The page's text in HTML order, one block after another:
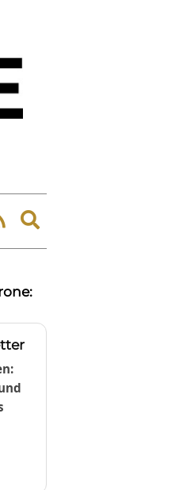
Expand
search